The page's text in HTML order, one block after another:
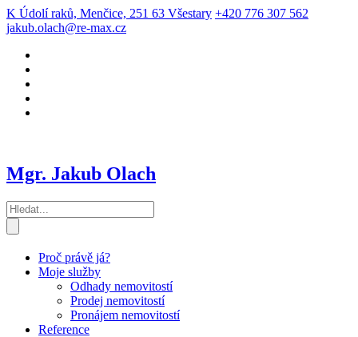
K Údolí raků, Menčice, 251 63 Všestary +420 776 307 562
jakub.olach@re-max.cz
Mgr. Jakub Olach
Proč právě já?
Moje služby
Odhady nemovitostí
Prodej nemovitostí
Pronájem nemovitostí
Reference